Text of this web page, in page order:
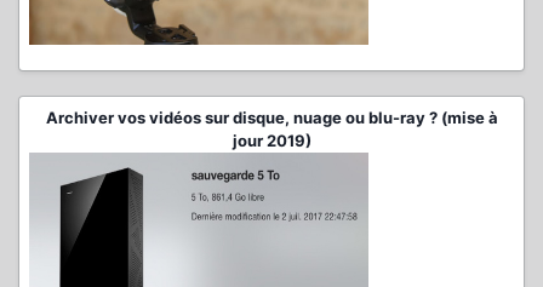
Archiver vos vidéos sur disque, nuage ou blu-ray ? (mise à
jour 2019)